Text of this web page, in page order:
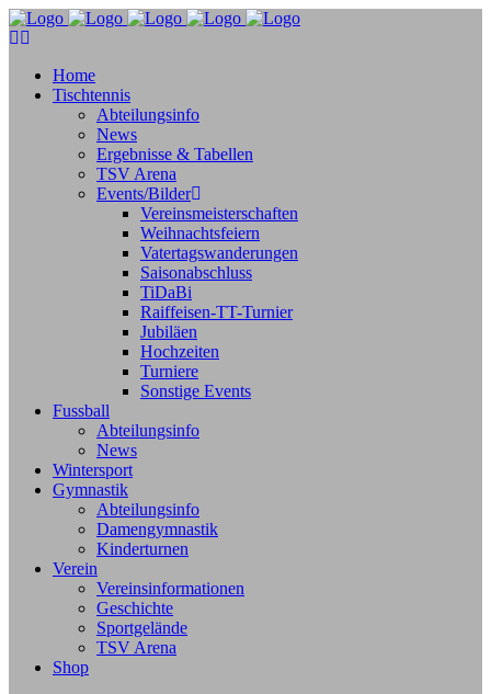
Home
Tischtennis
Abteilungsinfo
News
Ergebnisse & Tabellen
TSV Arena
Events/Bilder
Vereinsmeisterschaften
Weihnachtsfeiern
Vatertagswanderungen
Saisonabschluss
TiDaBi
Raiffeisen-TT-Turnier
Jubiläen
Hochzeiten
Turniere
Sonstige Events
Fussball
Abteilungsinfo
News
Wintersport
Gymnastik
Abteilungsinfo
Damengymnastik
Kinderturnen
Verein
Vereinsinformationen
Geschichte
Sportgelände
TSV Arena
Shop